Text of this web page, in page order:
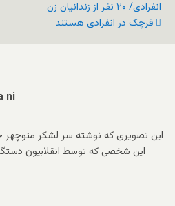
انفرادی/ ۲۰ نفر از زندانیان زن
قرچک در انفرادی هستند
ni
این تصویری که نوشته سر لشکر منوچهر
این شخصی که توسط انقلابیون